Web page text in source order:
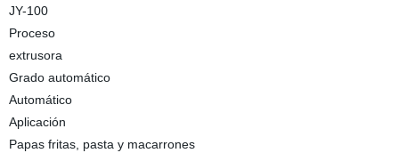
JY-100
Proceso
extrusora
Grado automático
Automático
Aplicación
Papas fritas, pasta y macarrones